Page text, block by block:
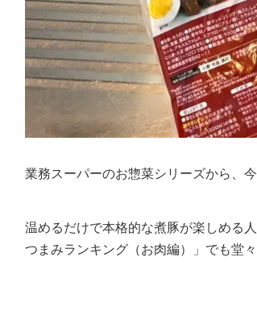
業務スーパーのお惣菜シリーズから、
温めるだけで本格的な煮豚が楽しめる
つまみランキング（お肉編）」でも堂